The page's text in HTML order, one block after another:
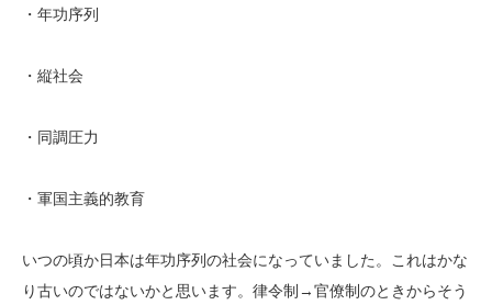
・年功序列
・縦社会
・同調圧力
・軍国主義的教育
いつの頃か日本は年功序列の社会になっていました。これはかな
り古いのではないかと思います。律令制→官僚制のときからそう